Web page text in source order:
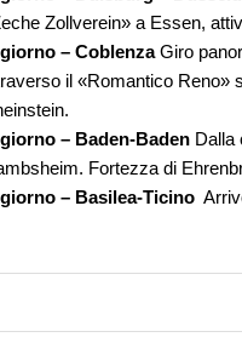
Zollverein» a Essen,
– CoblenzaGiro
il «Romantico Reno»
– Baden-Baden Dalla
Fortezza di
– Basilea-Ticino